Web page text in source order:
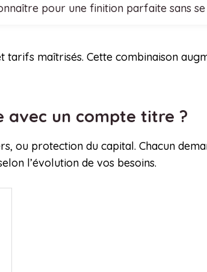
pour une finition parfaite sans
maîtrisés. Cette combinaison
avec un compte titre ?
ou protection du capital. Chacun
l’évolution de vos besoins.